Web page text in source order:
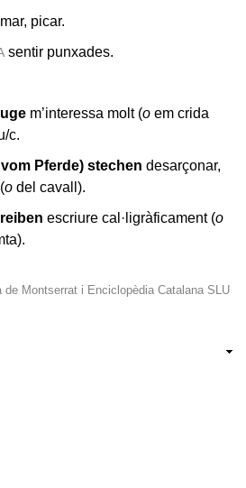
picar.
sentir punxades.
m’interessa molt (o em crida
c.
vom Pferde) stechen desarçonar,
o del cavall).
escriure cal·ligràficament (o
Montserrat i Enciclopèdia Catalana SLU